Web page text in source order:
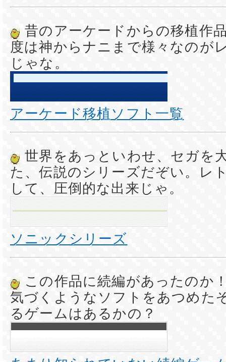
昔のアーケードからの移植作
度は神からナニまで様々なのが
じゃな。
アーケード移植ソフト一覧
世界をあっといわせ、セガを
た、伝説のシリーズだぞい。レ
して、圧倒的な出来じゃ。
ソニックシリーズ
この作品に続編があったのか
気づくようなソフトをあつめた
るゲームはあるかの？